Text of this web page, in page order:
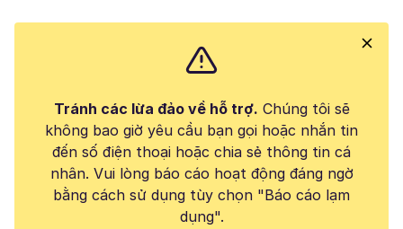
Tránh các lừa đảo về hỗ trợ. Chúng tôi sẽ
không bao giờ yêu cầu bạn gọi hoặc nhắn tin
đến số điện thoại hoặc chia sẻ thông tin cá
nhân. Vui lòng báo cáo hoạt động đáng ngờ
bằng cách sử dụng tùy chọn "Báo cáo lạm
dụng".